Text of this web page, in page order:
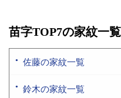
苗字TOP7の家紋一覧
佐藤の家紋一覧
鈴木の家紋一覧